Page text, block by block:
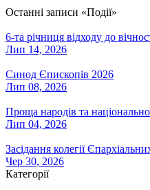
Останні записи «Події»
6-та річниця відходу до
Лип 14, 2026
Синод Єпископів 2026
Лип 08, 2026
Проща народів та
Лип 04, 2026
Засідання колегії
Чер 30, 2026
Категорії